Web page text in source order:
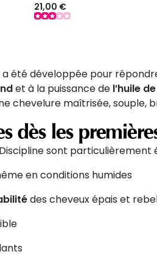
21,00 €
a été développée pour
et à la puissance de l’huile
chevelure maîtrisée, souple,
dès les
sont particulièrement
en conditions humides
des cheveux épais et